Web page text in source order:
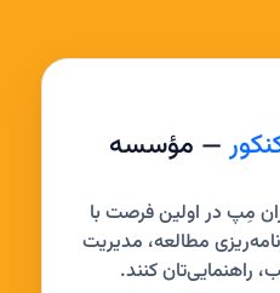
— مؤسسه
مِپ در اولین فرصت با
مطالعه، مدیریت
راهنمایی‌تان کنند.